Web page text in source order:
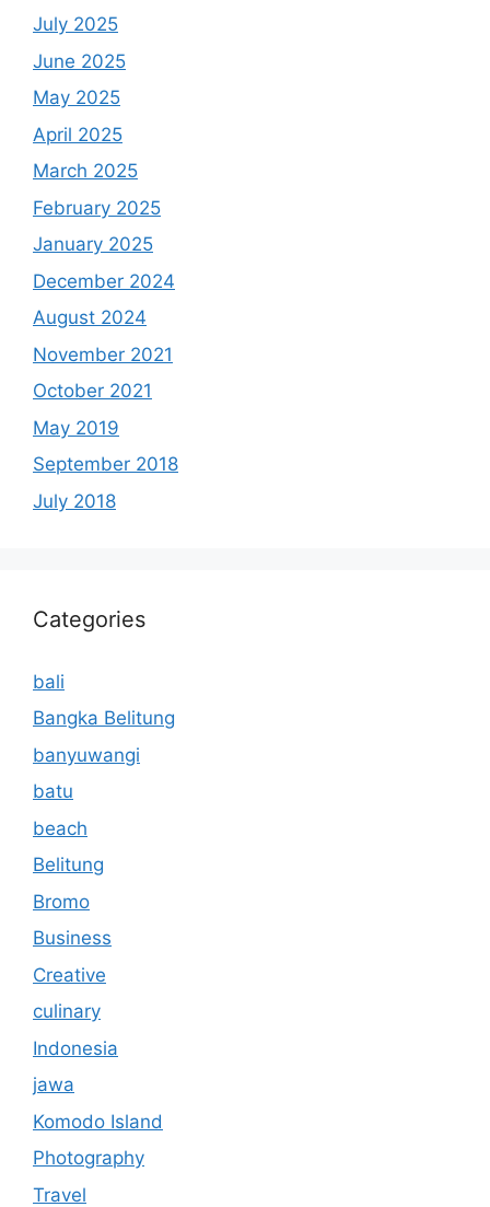
July 2025
June 2025
May 2025
April 2025
March 2025
February 2025
January 2025
December 2024
August 2024
November 2021
October 2021
May 2019
September 2018
July 2018
Categories
bali
Bangka Belitung
banyuwangi
batu
beach
Belitung
Bromo
Business
Creative
culinary
Indonesia
jawa
Komodo Island
Photography
Travel